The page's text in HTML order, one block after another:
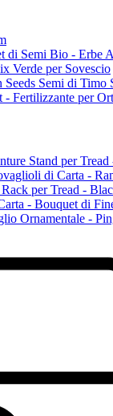
di Semi Bio - Erbe
Verde per Sovescio
Seeds Semi di Timo
Fertilizzante per
Stand per
di Carta -
per Tread -
- Bouquet di
Ornamentale -